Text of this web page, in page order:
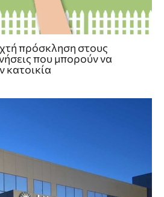
πρόσκληση στους
που μπορούν να
κατοικία